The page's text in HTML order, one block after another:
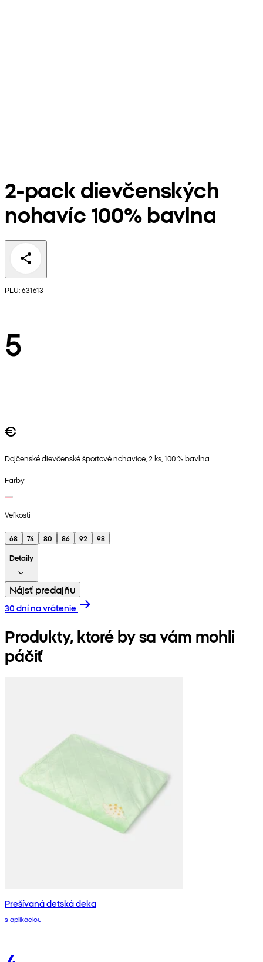
2-pack dievčenských
nohavíc 100% bavlna
PLU: 631613
5
€
Dojčenské dievčenské športové nohavice, 2 ks, 100 % bavlna.
Farby
Veľkosti
68 74 80 86 92
98
Detaily
Nájsť predajňu
30 dní na vrátenie
Produkty, ktoré by sa vám mohli
páčiť
Prešívaná detská deka
s aplikáciou